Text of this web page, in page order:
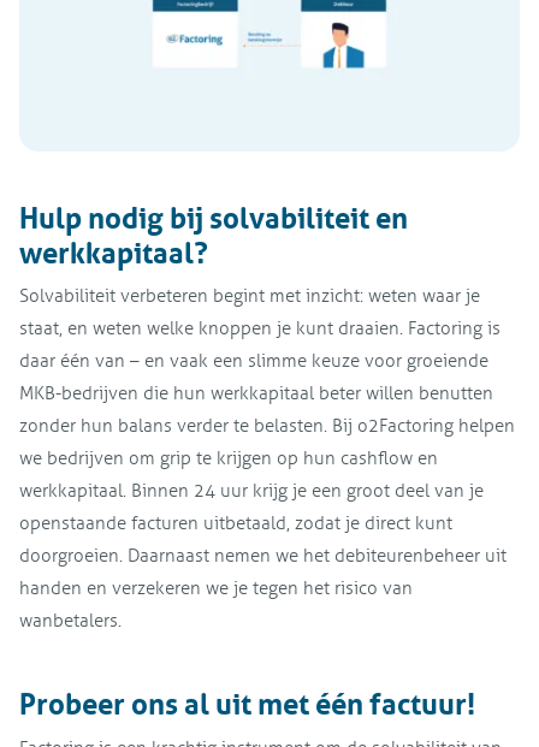
Hulp nodig bij solvabiliteit en
werkkapitaal?
Solvabiliteit verbeteren begint met inzicht: weten waar je
staat, en weten welke knoppen je kunt draaien. Factoring is
daar één van – en vaak een slimme keuze voor groeiende
MKB-bedrijven die hun werkkapitaal beter willen benutten
zonder hun balans verder te belasten. Bij o2Factoring helpen
we bedrijven om grip te krijgen op hun cashflow en
werkkapitaal. Binnen 24 uur krijg je een groot deel van je
openstaande facturen uitbetaald, zodat je direct kunt
doorgroeien. Daarnaast nemen we het debiteurenbeheer uit
handen en verzekeren we je tegen het risico van
wanbetalers.
Probeer ons al uit met één factuur!